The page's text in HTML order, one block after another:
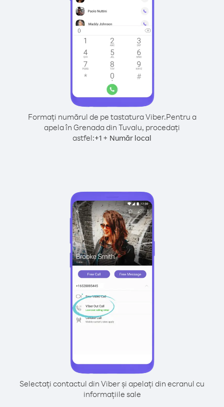
Formați numărul de pe tastatura Viber.Pentru a
apela în Grenada din Tuvalu, procedați
astfel:+1 + Număr local
Selectați contactul din Viber și apelați din ecranul cu
informațiile sale